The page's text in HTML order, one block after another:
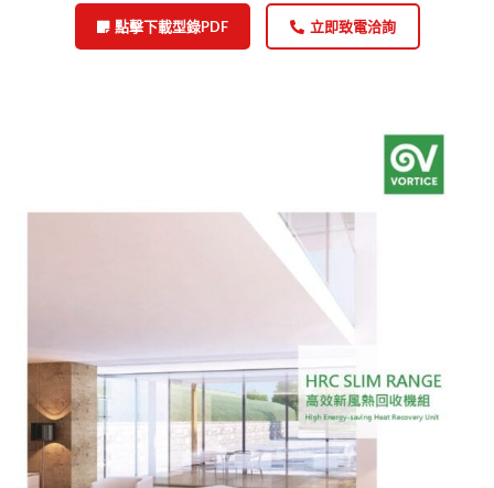
點擊下載型錄PDF 立即致電洽詢